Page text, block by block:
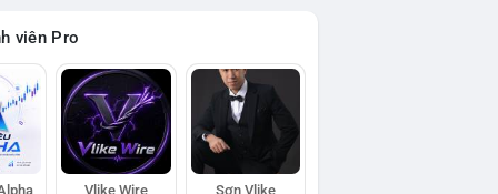
viên Pro
Vlike Wire Sơn Vlike